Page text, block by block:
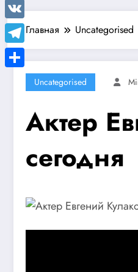
Главная Uncategorised
Uncategorised
Актер
сегодня
Viber
VK
Telegram
Отправить